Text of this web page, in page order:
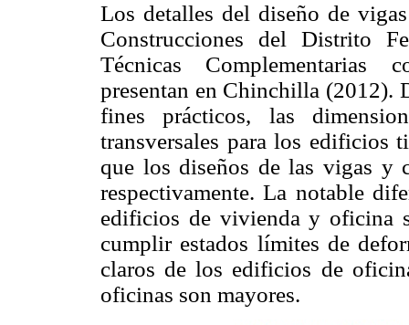
Los detalles del diseño de
Construcciones del Distrito
Técnicas Complementarias
presentan en Chinchilla (2012).
fines prácticos, las
transversales para los
que los diseños de las vigas y
respectivamente. La notable
edificios de vivienda y oficina
cumplir estados límites de
claros de los edificios de
oficinas son mayores.